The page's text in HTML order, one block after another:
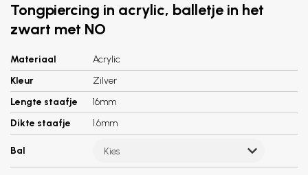
Tongpiercing in acrylic, balletje in het
zwart met NO
Materiaal
Acrylic
Kleur
Zilver
Lengte staafje
16mm
Dikte staafje
1.6mm
Bal Kies